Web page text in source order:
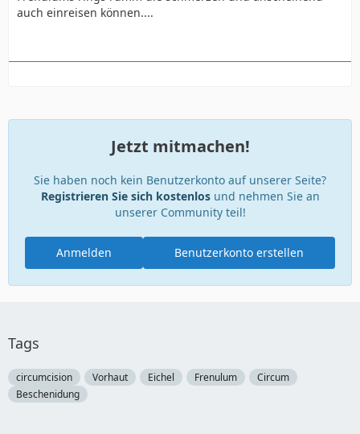
auch einreisen können....
Jetzt mitmachen!
Sie haben noch kein Benutzerkonto auf unserer Seite?
Registrieren Sie sich kostenlosund nehmen Sie an
unserer Community teil!
Benutzerkonto erstellen
Anmelden
Tags
circumcision Vorhaut Eichel Frenulum
Circum
Beschenidung